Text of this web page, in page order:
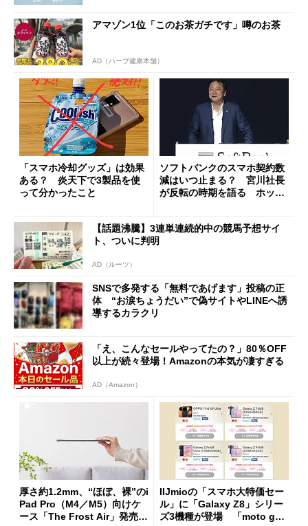
アマゾン1位「このお茶ガチです」噂のお茶
AD（ハーブ健康本舗）
「スマホ冷却グッズ」は効果
ある？ 炎天下で3製品を使
って分かったこと
ソフトバンクのスマホ契約数
減はいつ止まる？ 宮川社長
が反転の時期を語る ホッピ
【話題沸騰】3連単連続的中の競馬予想サイ
ト、ついに判明
AD（ルーツ）
SNSで多発する「無料であげます」投稿の正
体 “お涙ちょうだい”で偽サイトやLINEへ誘
導するカラクリ
「え、こんなセールやってたの？」80％OFF
以上が続々登場！Amazonの本気が凄すぎる
AD（Amazon）
厚さ約1.2mm、“ほぼ、裸”のi
Pad Pro（M4／M5）向けケ
ース「The Frost Air」発売
IIJmioの「スマホ大特価セー
ル」に「Galaxy Z8」シリー
ズ3機種が登場 「moto g37